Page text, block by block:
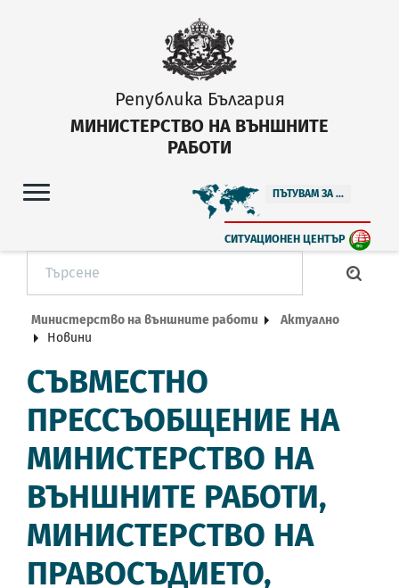
Република България
МИНИСТЕРСТВО НА ВЪНШНИТЕ
РАБОТИ
ПЪТУВАМ ЗА ...
СИТУАЦИОНЕН ЦЕНТЪР
Министерство на външните работи
Актуално
Новини
СЪВМЕСТНО
ПРЕССЪОБЩЕНИЕ НА
МИНИСТЕРСТВО НА
ВЪНШНИТЕ РАБОТИ,
МИНИСТЕРСТВО НА
ПРАВОСЪДИЕТО,